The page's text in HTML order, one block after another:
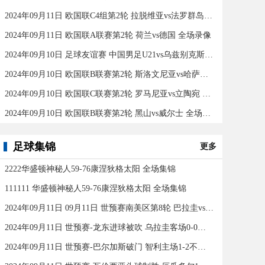
2024年09月11日 欧国联C4组第2轮 拉脱维亚vs法罗群岛 全场录像
2024年09月11日 欧国联A联赛第2轮 荷兰vs德国 全场录像
2024年09月10日 足球友谊赛 中国男足U21vs乌兹别克斯坦U21 全场录像
2024年09月10日 欧国联B联赛第2轮 斯洛文尼亚vs哈萨克斯坦 全场录像
2024年09月10日 欧国联C联赛第2轮 罗马尼亚vs立陶宛 全场录像
2024年09月10日 欧国联B联赛第2轮 黑山vs威尔士 全场录像
足球集锦 更多
2222华盛顿神秘人59-76康涅狄格太阳 全场集锦
111111 华盛顿神秘人59-76康涅狄格太阳 全场集锦
2024年09月11日 09月11日 世预赛南美区第8轮 巴拉圭vs巴西 进球
2024年09月11日 世预赛-龙东进球被吹 乌拉圭客场0-0闷平委内瑞拉
2024年09月11日 世预赛-巴尔加斯破门 智利主场1-2不敌玻利维亚